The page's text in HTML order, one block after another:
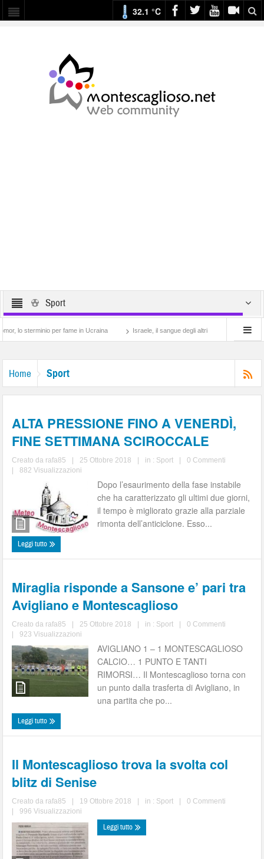
32.1 °C
Sport
per fame in Ucraina Israele, il sangue degli altri Lotta di classe… tra
Home Sport
ALTA PRESSIONE FINO A VENERDÌ,
FINE SETTIMANA SCIROCCALE
Creato da rafa85 25 Ottobre 2018 in : Sport
0 Commenti
882 Visualizzazioni
Dopo l’esaurimento della fase instabile
che ha caratterizzato gli ultimi due giorni,
il tempo è migliorato grazie alla parziale
rimonta dell’anticiclone. Esso...
Leggi tutto
Miraglia risponde a Sansone e’ pari tra
Avigliano e Montescaglioso
Creato da rafa85 25 Ottobre 2018 in : Sport
0 Commenti
923 Visualizzazioni
AVIGLIANO 1 – 1 MONTESCAGLIOSO
CALCIO… 1 PUNTO E TANTI
RIMORSI… Il Montescaglioso torna con
un punto dalla trasferta di Avigliano, in
una partita che po...
Leggi tutto
Il Montescaglioso trova la svolta col
blitz di Senise
Creato da rafa85 19 Ottobre 2018 in : Sport
0 Commenti
996 Visualizzazioni
Leggi tutto